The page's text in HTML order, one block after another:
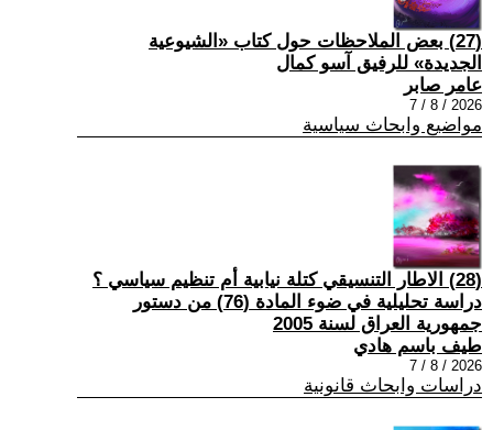
(27) بعض الملاحظات حول كتاب «الشيوعية
الجديدة» للرفيق آسو كمال
عامر صابر
2026 / 8 / 7
مواضيع وابحاث سياسية
(28) الاطار التنسيقي كتلة نيابية أم تنظيم سياسي ؟
دراسة تحليلية في ضوء المادة (76) من دستور
جمهورية العراق لسنة 2005
طيف باسم هادي
2026 / 8 / 7
دراسات وابحاث قانونية